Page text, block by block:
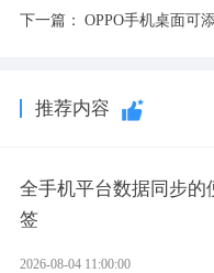
下一篇： OPPO手机桌面可
推荐内容
全手机平台数据同步的
签
2026-08-04 11:00:00